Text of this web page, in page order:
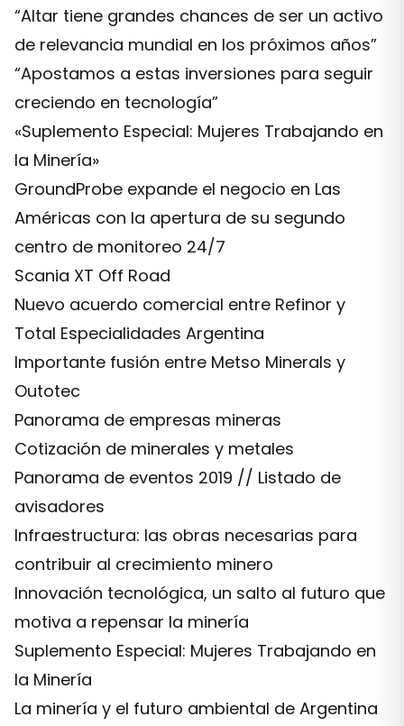
“Altar tiene grandes chances de ser un activo
de relevancia mundial en los próximos años”
“Apostamos a estas inversiones para seguir
creciendo en tecnología”
«Suplemento Especial: Mujeres Trabajando en
la Minería»
GroundProbe expande el negocio en Las
Américas con la apertura de su segundo
centro de monitoreo 24/7
Scania XT Off Road
Nuevo acuerdo comercial entre Refinor y
Total Especialidades Argentina
Importante fusión entre Metso Minerals y
Outotec
Panorama de empresas mineras
Cotización de minerales y metales
Panorama de eventos 2019 // Listado de
avisadores
Infraestructura: las obras necesarias para
contribuir al crecimiento minero
Innovación tecnológica, un salto al futuro que
motiva a repensar la minería
Suplemento Especial: Mujeres Trabajando en
la Minería
La minería y el futuro ambiental de Argentina